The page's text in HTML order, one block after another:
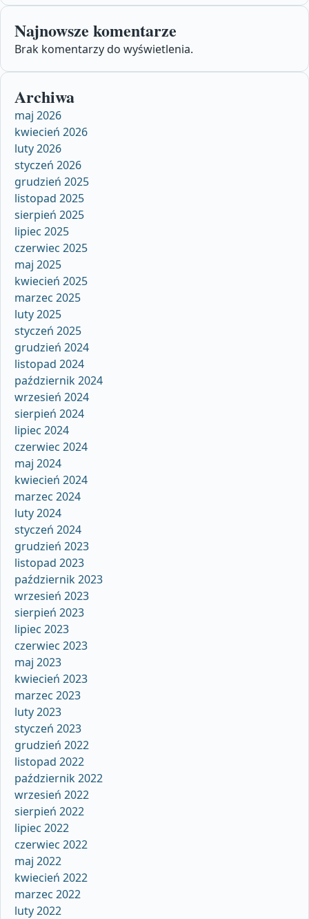
Najnowsze komentarze
Brak komentarzy do wyświetlenia.
Archiwa
maj 2026
kwiecień 2026
luty 2026
styczeń 2026
grudzień 2025
listopad 2025
sierpień 2025
lipiec 2025
czerwiec 2025
maj 2025
kwiecień 2025
marzec 2025
luty 2025
styczeń 2025
grudzień 2024
listopad 2024
październik 2024
wrzesień 2024
sierpień 2024
lipiec 2024
czerwiec 2024
maj 2024
kwiecień 2024
marzec 2024
luty 2024
styczeń 2024
grudzień 2023
listopad 2023
październik 2023
wrzesień 2023
sierpień 2023
lipiec 2023
czerwiec 2023
maj 2023
kwiecień 2023
marzec 2023
luty 2023
styczeń 2023
grudzień 2022
listopad 2022
październik 2022
wrzesień 2022
sierpień 2022
lipiec 2022
czerwiec 2022
maj 2022
kwiecień 2022
marzec 2022
luty 2022